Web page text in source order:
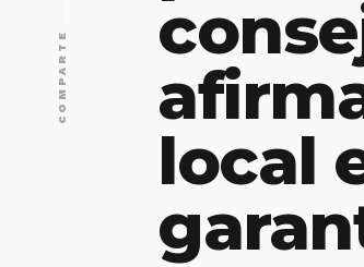
COMPARTE
local